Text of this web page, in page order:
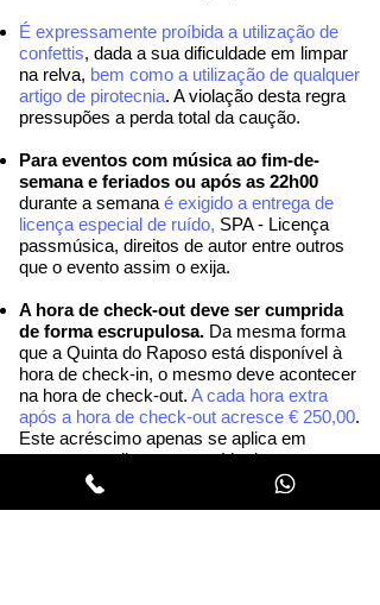
É expressamente proíbida a utilização de
confettis, dada a sua dificuldade em limpar
na relva, bem como a utilização de qualquer
artigo de pirotecnia. A violação desta regra
pressupões a perda total da caução.
Para eventos com música ao fim-de-
semana e feriados ou após as 22h00
durante a semana é exigido a entrega de
licença especial de ruído, SPA - Licença
passmúsica, direitos de autor entre outros
que o evento assim o exija.
A hora de check-out deve ser cumprida
de forma escrupulosa. Da mesma forma
que a Quinta do Raposo está disponível à
hora de check-in, o mesmo deve acontecer
na hora de check-out. A cada hora extra
após a hora de check-out acresce € 250,00.
Este acréscimo apenas se aplica em
atrasos para limpeza e saída de
participantes do evento, pelo que não